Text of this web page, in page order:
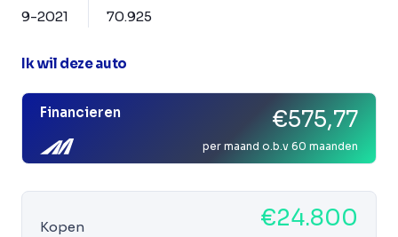
9-2021 70.925
Ik wil deze auto
Financieren €575,77
per maand o.b.v 60 maanden
Kopen €24.800